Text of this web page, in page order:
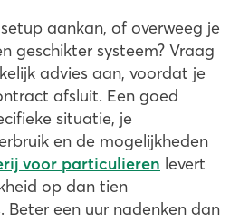
aankan, of overweeg je
geschikter systeem? Vraag
advies aan, voordat je
afsluit. Een goed
situatie, je
en de mogelijkheden
voor particulieren levert
op dan tien
Beter een uur nadenken dan